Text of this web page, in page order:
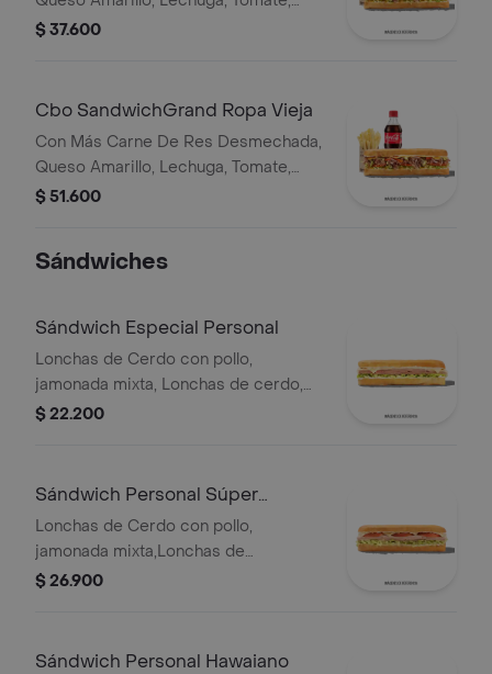
Pimentón, Apio, Mostaza, Salsa Bbq,
$ 37.600
Cbo SandwichGrand Ropa Vieja
Con Más Carne De Res Desmechada,
Queso Amarillo, Lechuga, Tomate,
Pimentón, Apio, Mostaza, Salsa Bbq,
$ 51.600
Sándwiches
Sándwich Especial Personal
Lonchas de Cerdo con pollo,
jamonada mixta, Lonchas de cerdo,
cordero y res, queso mozzarella,
$ 22.200
Sándwich Personal Súper
Especial
Lonchas de Cerdo con pollo,
jamonada mixta,Lonchas de
cerdo,cordero y res,
Qbano
$ 26.900
Sándwich Personal Hawaiano